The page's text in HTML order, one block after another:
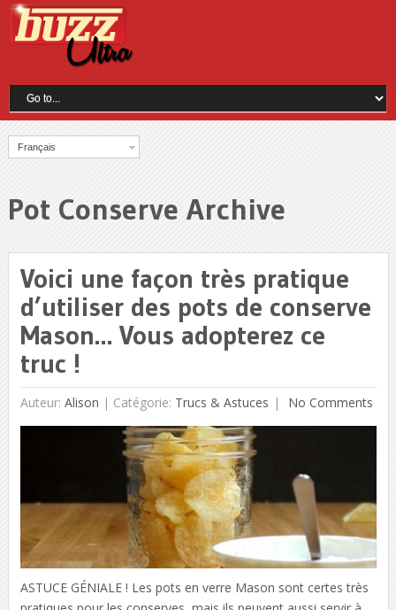
Français
Pot Conserve Archive
Voici une façon très pratique
d’utiliser des pots de conserve
Mason… Vous adopterez ce
truc !
Auteur: Alison | Catégorie: Trucs & Astuces No Comments
ASTUCE GÉNIALE ! Les pots en verre Mason sont certes très